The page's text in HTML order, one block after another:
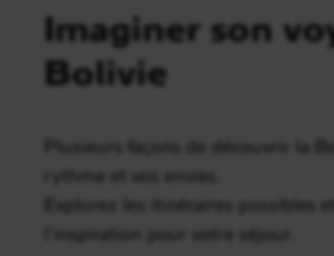
Imaginer son
Bolivie
Plusieurs façons de découvrir la
rythme et vos envies.
Explorez les itinéraires possibles
l’inspiration pour votre séjour.